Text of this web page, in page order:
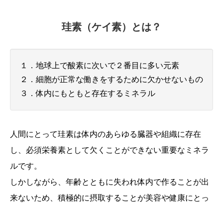
珪素（ケイ素）とは？
１．地球上で酸素に次いで２番目に多い元素
２．細胞が正常な働きをするために欠かせないもの
３．体内にもともと存在するミネラル
人間にとって珪素は体内のあらゆる臓器や組織に存在
し、必須栄養素として欠くことができない重要なミネラ
ルです。
しかしながら、年齢とともに失われ体内で作ることが出
来ないため、積極的に摂取することが美容や健康にとっ